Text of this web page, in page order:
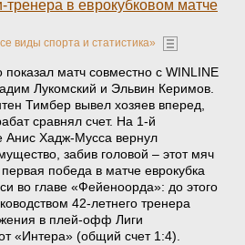
в еврокубковом матче
виды спорта и статистика»
показал матч совместно с WINLINE
Лукомский и Эльвин Керимов.
Тимбер вывел хозяев вперед,
сравнял счет. На 1-й
Анис Хадж-Мусса вернул
забив головой – этот мяч
победа в матче еврокубка
во главе «Фейеноорда»: до этого
42-летнего тренера
в плей-офф Лиги
«Интера» (общий счет 1:4).